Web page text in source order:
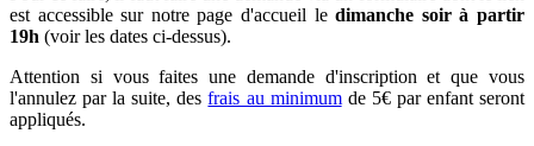
est accessible sur notre page d'accueil ledimanche soir à partir
19h (voir les dates ci-dessus).
Attention si vous faites une demande d'inscription et que vous
l'annulez par la suite, desfrais au minimumde 5€ par enfant seront
appliqués.